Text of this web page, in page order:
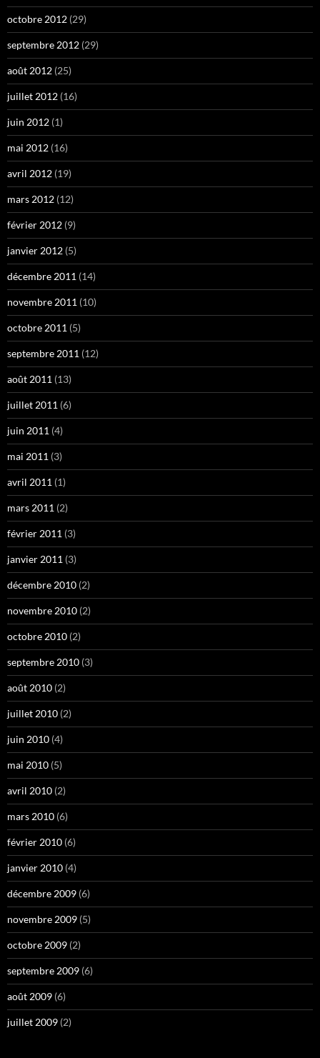
octobre 2012 (29)
septembre 2012 (29)
août 2012 (25)
juillet 2012 (16)
juin 2012 (1)
mai 2012 (16)
avril 2012 (19)
mars 2012 (12)
février 2012 (9)
janvier 2012 (5)
décembre 2011 (14)
novembre 2011 (10)
octobre 2011 (5)
septembre 2011 (12)
août 2011 (13)
juillet 2011 (6)
juin 2011 (4)
mai 2011 (3)
avril 2011 (1)
mars 2011 (2)
février 2011 (3)
janvier 2011 (3)
décembre 2010 (2)
novembre 2010 (2)
octobre 2010 (2)
septembre 2010 (3)
août 2010 (2)
juillet 2010 (2)
juin 2010 (4)
mai 2010 (5)
avril 2010 (2)
mars 2010 (6)
février 2010 (6)
janvier 2010 (4)
décembre 2009 (6)
novembre 2009 (5)
octobre 2009 (2)
septembre 2009 (6)
août 2009 (6)
juillet 2009 (2)